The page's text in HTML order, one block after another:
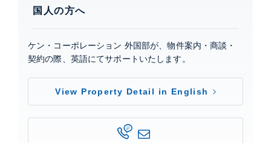
国人の方へ
ケン・コーポレーション 外国部が、物件案内・商談・
契約の際、英語にてサポートいたします。
View Property Detail in English